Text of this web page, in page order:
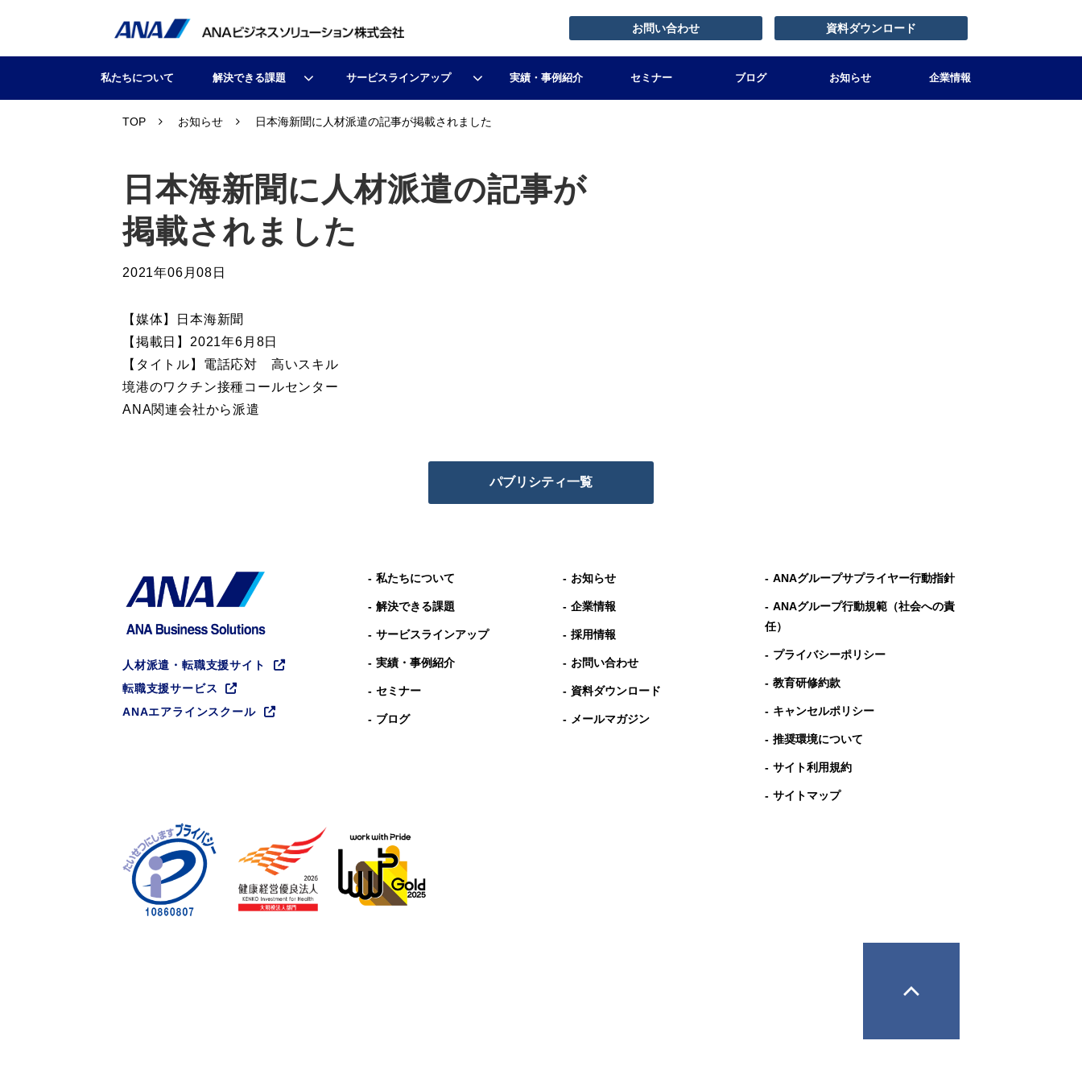
お問い合わせ 資料ダウンロード
私たちについて 解決できる課題 サービスラインアップ 実績・事例紹介 セミナー ブログ お知らせ 企業情報
TOP お知らせ 日本海新聞に人材派遣の記事が掲載されました
日本海新聞に人材派遣の記事が
掲載されました
2021年06月08日
【媒体】日本海新聞
【掲載日】2021年6月8日
【タイトル】電話応対 高いスキル
境港のワクチン接種コールセンター
ANA関連会社から派遣
パブリシティ一覧
人材派遣・転職支援サイト
転職支援サービス
ANAエアラインスクール
私たちについて
解決できる課題
サービスラインアップ
実績・事例紹介
セミナー
ブログ
お知らせ
企業情報
採用情報
お問い合わせ
資料ダウンロード
メールマガジン
ANAグループサプライヤー行動指針
ANAグループ⾏動規範（社会への責
任）
プライバシーポリシー
教育研修約款
キャンセルポリシー
推奨環境について
サイト利用規約
サイトマップ